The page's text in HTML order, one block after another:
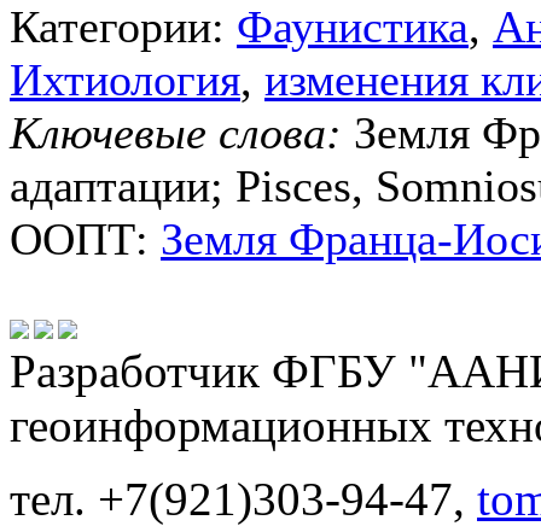
Категории: Фаунистика,
Ихтиология, изменения
Ключевые слова: Земля
адаптации; Pisces,
ООПТ: Земля Франца-
Разработчик ФГБУ
геоинформационных
тел. +7(921)303-94-47,